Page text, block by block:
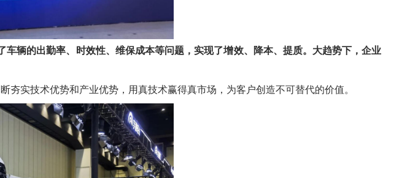
辆的出勤率、时效性、维保成本等问题，实现了增效、降本、提质。大趋势下，企业
实技术优势和产业优势，用真技术赢得真市场，为客户创造不可替代的价值。